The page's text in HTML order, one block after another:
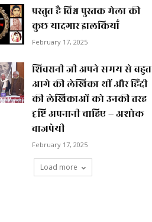
प्रस्तुत है विश्व पुस्तक मेला की
कुछ यादगार झलकियाॅं
February 17, 2025
शिवरानी जी अपने समय से बहुत
आगे की लेखिका थीं और हिंदी
की लेखिकाओं को उनकी तरह
दृष्टि अपनानी चाहिए – अशोक
वाजपेयी
February 17, 2025
Load more